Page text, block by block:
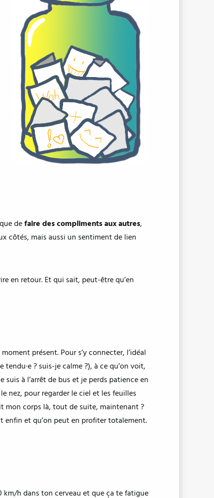
defaire des compliments aux autres,
côtés, mais aussi un sentiment de lien
en retour. Et qui sait, peut-être qu’en
présent. Pour s’y connecter, l’idéal
? suis-je calme ?), à ce qu’on voit,
à l’arrêt de bus et je perds patience en
nez, pour regarder le ciel et les feuilles
mon corps là, tout de suite, maintenant ?
enfin et qu’on peut en profiter totalement.
km/h dans ton cerveau et que ça te fatigue